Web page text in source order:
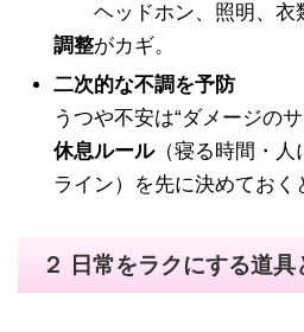
ヘッドホン、照明、衣
調整がカギ。
二次的な不調を予防
うつや不安は“ダメージのサ
休息ルール（寝る時間・人
ライン）を先に決めておく
２ 日常をラクにする道具